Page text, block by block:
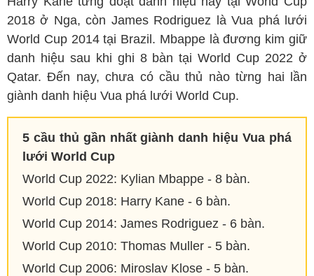
2018 ở Nga, còn James Rodriguez là Vua phá lưới
World Cup 2014 tại Brazil. Mbappe là đương kim giữ
danh hiệu sau khi ghi 8 bàn tại World Cup 2022 ở
Qatar. Đến nay, chưa có cầu thủ nào từng hai lần
giành danh hiệu Vua phá lưới World Cup.
5 cầu thủ gần nhất giành danh hiệu Vua phá
lưới World Cup
World Cup 2022: Kylian Mbappe - 8 bàn.
World Cup 2018: Harry Kane - 6 bàn.
World Cup 2014: James Rodriguez - 6 bàn.
World Cup 2010: Thomas Muller - 5 bàn.
World Cup 2006: Miroslav Klose - 5 bàn.